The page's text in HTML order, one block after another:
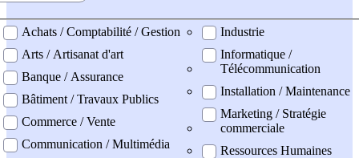
professionel
Achats / Comptabilité / Gestion
Arts / Artisanat d'art
Banque / Assurance
Bâtiment / Travaux Publics
Commerce / Vente
Communication / Multimédia
Industrie
Informatique /
Télécommunication
Installation / Maintenance
Marketing / Stratégie
commerciale
Ressources Humaines